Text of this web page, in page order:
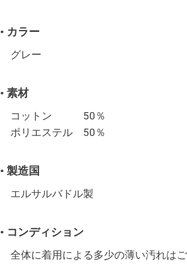
• カラー
グレー
• 素材
コットン 50％
ポリエステル 50％
• 製造国
エルサルバドル製
• コンディション
全体に着用による多少の薄い汚れは